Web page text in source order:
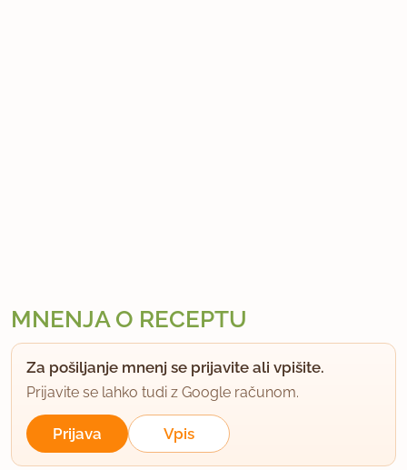
MNENJA O RECEPTU
Za pošiljanje mnenj se prijavite ali vpišite.
Prijavite se lahko tudi z Google računom.
Prijava Vpis